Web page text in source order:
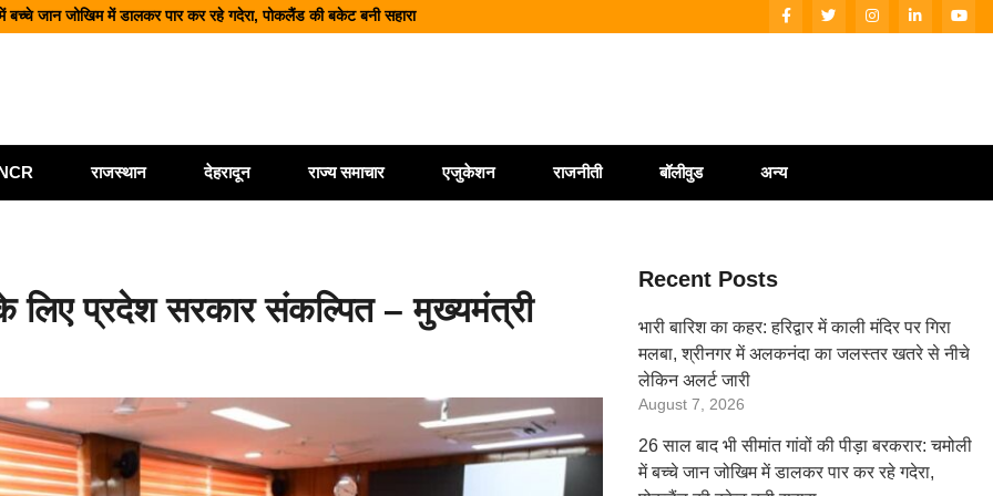
एक ही परिवार के 5 लोगों की मौत; एक घायल, एक की तलाश जारी
राजस्थान देहरादून राज्य समाचार एजुकेशन राजनीती बॉलीवुड अन्य
प्रदेश सरकार संकल्पित – मुख्यमंत्री
Recent Posts
भारी बारिश का कहर: हरिद्वार में काली मंदिर पर गिरा
मलबा, श्रीनगर में अलकनंदा का जलस्तर खतरे से नीचे
लेकिन अलर्ट जारी
August 7, 2026
26 साल बाद भी सीमांत गांवों की पीड़ा बरकरार: चमोली
में बच्चे जान जोखिम में डालकर पार कर रहे गदेरा,